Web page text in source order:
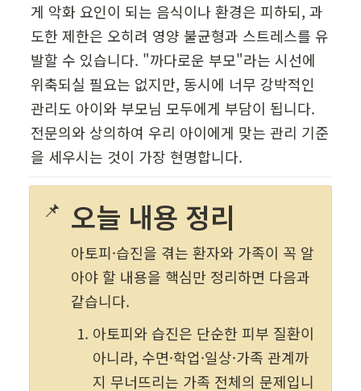
게 악화 요인이 되는 음식이나 환경은 피하되, 과
도한 제한은 오히려 영양 불균형과 스트레스를 유
발할 수 있습니다. "까다로운 부모"라는 시선에
위축되실 필요는 없지만, 동시에 너무 강박적인
관리도 아이와 부모님 모두에게 부담이 됩니다.
전문의와 상의하여 우리 아이에게 맞는 관리 기준
을 세우시는 것이 가장 현명합니다.
📌 오늘 내용 정리
아토피·습진을 겪는 환자와 가족이 꼭 알
아야 할 내용을 핵심만 정리하면 다음과
같습니다.
아토피와 습진은 단순한 피부 질환이
아니라, 수면·학업·일상·가족 관계까
지 무너뜨리는 가족 전체의 문제입니